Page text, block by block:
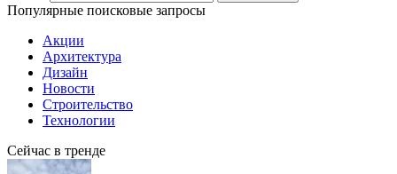
Популярные поисковые запросы
Акции
Архитектура
Дизайн
Новости
Строительство
Технологии
Сейчас в тренде